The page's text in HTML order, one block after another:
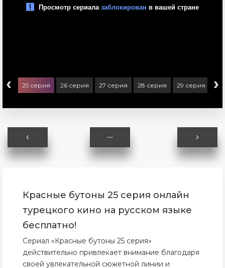
‹ 25 серия 26 серия 27 серия 28 серия 29 серия 30
›
Красные бутоны 25 серия онлайн
турецкого кино на русском языке
бесплатно!
Сериал «Красные бутоны 25 серия»
действительно привлекает внимание благодаря
своей увлекательной сюжетной линии и